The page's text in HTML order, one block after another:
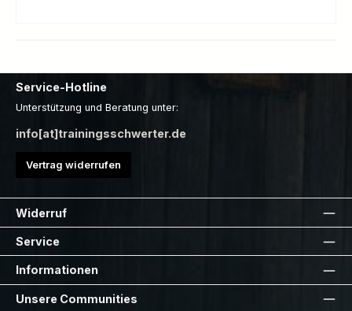
Service-Hotline
Unterstützung und Beratung unter:
info[at]trainingsschwerter.de
Vertrag widerrufen
Widerruf
Service
Informationen
Unsere Communities